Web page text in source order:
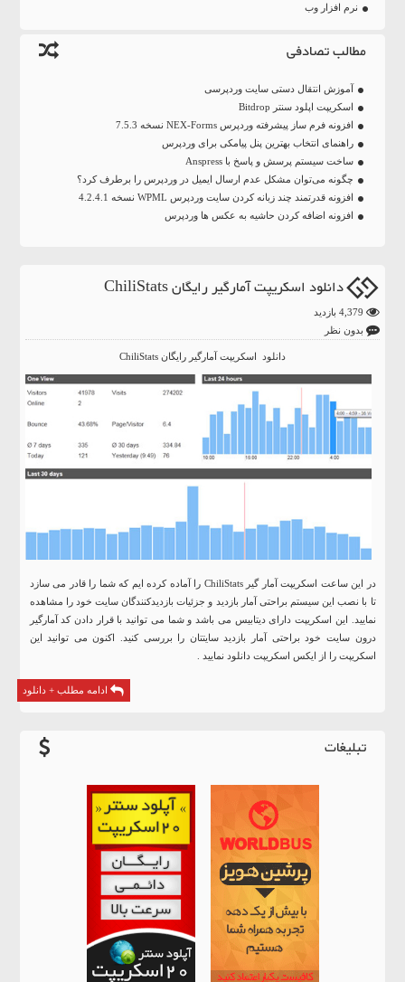
نرم افزار وب
مطالب تصادفی
آموزش انتقال دستی سایت وردپرسی
اسکریپت اپلود سنتر Bitdrop
افزونه فرم ساز پیشرفته وردپرس NEX-Forms نسخه 7.5.3
راهنمای انتخاب بهترین پنل پیامکی برای وردپرس
ساخت سیستم پرسش و پاسخ با Anspress
چگونه می‌توان مشکل عدم ارسال ایمیل در وردپرس را برطرف کرد؟
افزونه قدرتمند چند زبانه کردن سایت وردپرس WPML نسخه 4.2.4.1
افزونه اضافه کردن حاشیه به عکس ها وردپرس
دانلود اسکریپت آمارگیر رایگان ChiliStats
بدون نظر
دانلود اسکریپت آمارگیر رایگان ChiliStats
در این ساعت اسکریپت آمار گیر ChiliStats را آماده کرده ایم که شما را قادر می سازد
تا با نصب این سیستم براحتی آمار بازدید و جزئیات بازدیدکنندگان سایت خود را مشاهده
نمایید. این اسکریپت دارای دیتابیس می باشد و شما می توانید با قرار دادن کد آمارگیر
درون سایت خود براحتی آمار بازدید سایتتان را بررسی کنید. اکنون می توانید این
اسکریپت را از ایکس اسکریپت دانلود نمایید .
ادامه مطلب + دانلود
تبلیغات